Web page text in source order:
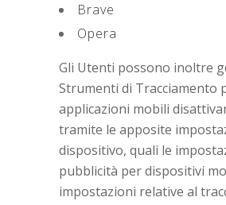
Brave
Opera
Gli Utenti possono inoltre
Strumenti di Tracciamento
applicazioni mobili
tramite le apposite
dispositivo, quali le
pubblicità per dispositivi
impostazioni relative al